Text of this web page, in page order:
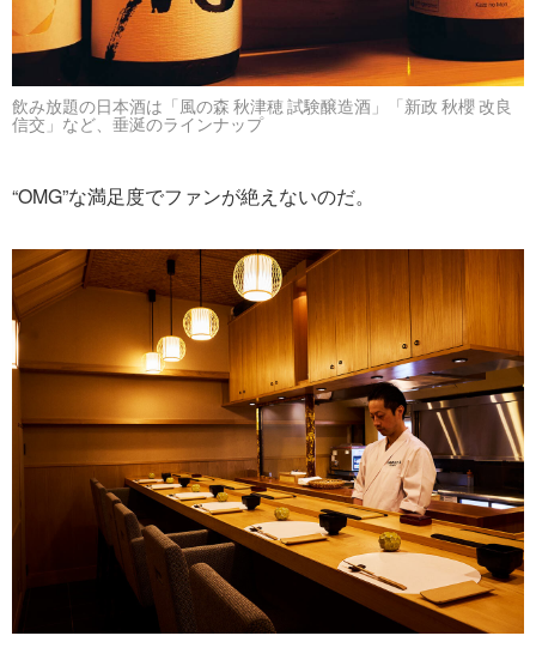
飲み放題の日本酒は「風の森 秋津穂 試験醸造酒」「新政 秋櫻 改良
信交」など、垂涎のラインナップ
“OMG”な満足度でファンが絶えないのだ。